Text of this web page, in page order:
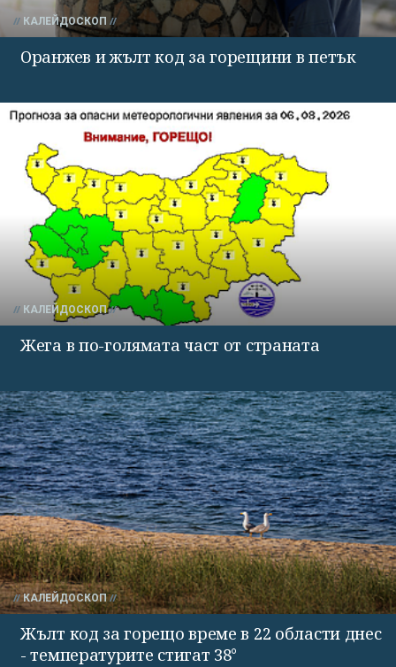
КАЛЕЙДОСКОП
Оранжев и жълт код за горещини в петък
КАЛЕЙДОСКОП
Жега в по-голямата част от страната
КАЛЕЙДОСКОП
Жълт код за горещо време в 22 области днес
- температурите стигат 38°